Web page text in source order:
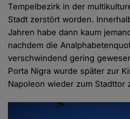
Tempelbezirk in der
Stadt zerstört worden.
Jahren habe dann kaum
nachdem die
verschwindend gering
Porta Nigra wurde später zur
Napoleon wieder zum Stadttor